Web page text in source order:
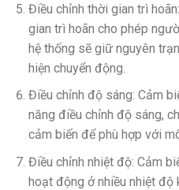
Điều chỉnh thời gian trì
gian trì hoãn cho phép
hệ thống sẽ giữ nguyên
hiện chuyển động.
Điều chỉnh độ sáng: Cảm
năng điều chỉnh độ sáng,
cảm biến để phù hợp với
Điều chỉnh nhiệt độ: Cảm
hoạt động ở nhiều nhiệt độ